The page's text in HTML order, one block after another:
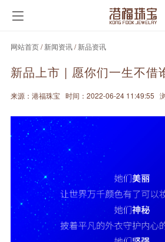
网站首页/新闻资讯/新品资讯
新品上市 | 愿你们一生不借
来源：港福珠宝 时间：2022-06-24 11:49:55